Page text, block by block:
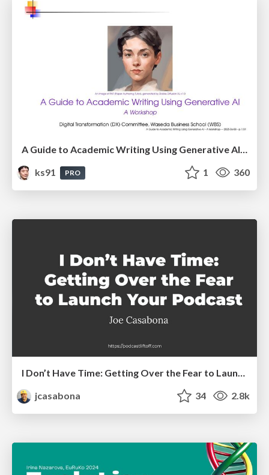
A Guide to Academic Writing Using Generative AI - A Workshop
ks91
PRO 1 360
I Don’t Have Time: Getting Over the Fear to Launch Your Podcast
jcasabona
34 2.8k